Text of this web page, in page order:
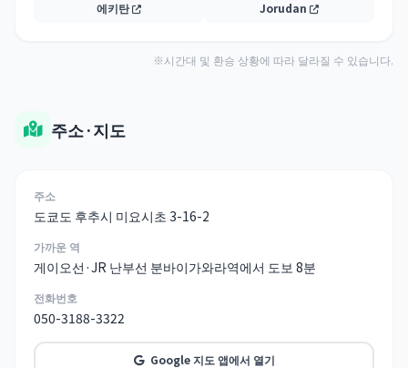
에키탄 Jorudan
※시간대 및 환승 상황에 따라 달라질 수 있습니다.
주소·지도
주소
도쿄도 후추시 미요시초 3-16-2
가까운 역
게이오선·JR 난부선 분바이가와라역에서 도보 8분
전화번호
050-3188-3322
Google 지도 앱에서 열기